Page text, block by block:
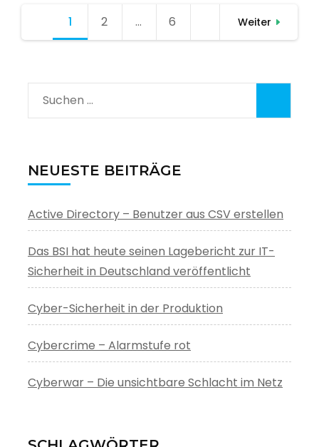
Seitennummerierung
1 Seite
2 … Seite
6 Weiter
Suchen
nach:
NEUESTE BEITRÄGE
Active Directory – Benutzer aus CSV erstellen
Das BSI hat heute seinen Lagebericht zur IT-
Sicherheit in Deutschland veröffentlicht
Cyber-Sicherheit in der Produktion
Cybercrime – Alarmstufe rot
Cyberwar – Die unsichtbare Schlacht im Netz